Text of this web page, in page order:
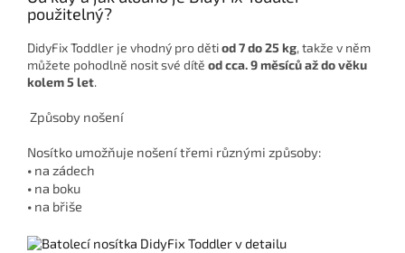
použitelný?
DidyFix Toddler je vhodný pro dětiod 7 do 25 kg, takže v něm
můžete pohodlně nosit své dítě od cca. 9 měsíců až do věku
kolem 5 let.
Způsoby nošení
Nosítko umožňuje nošení třemi různými způsoby:
• na zádech
• na boku
• na břiše